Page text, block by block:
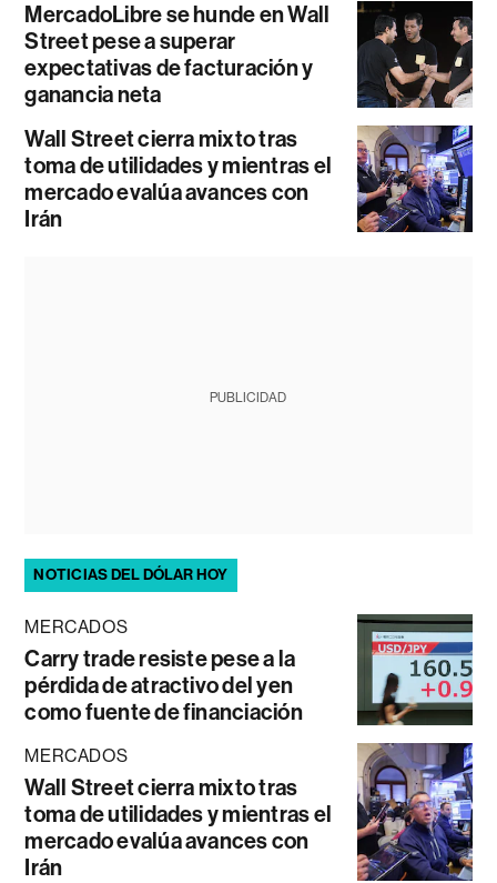
MercadoLibre se hunde en Wall
Street pese a superar
expectativas de facturación y
ganancia neta
Wall Street cierra mixto tras
toma de utilidades y mientras el
mercado evalúa avances con
Irán
PUBLICIDAD
NOTICIAS DEL DÓLAR HOY
MERCADOS
Carry trade resiste pese a la
pérdida de atractivo del yen
como fuente de financiación
MERCADOS
Wall Street cierra mixto tras
toma de utilidades y mientras el
mercado evalúa avances con
Irán